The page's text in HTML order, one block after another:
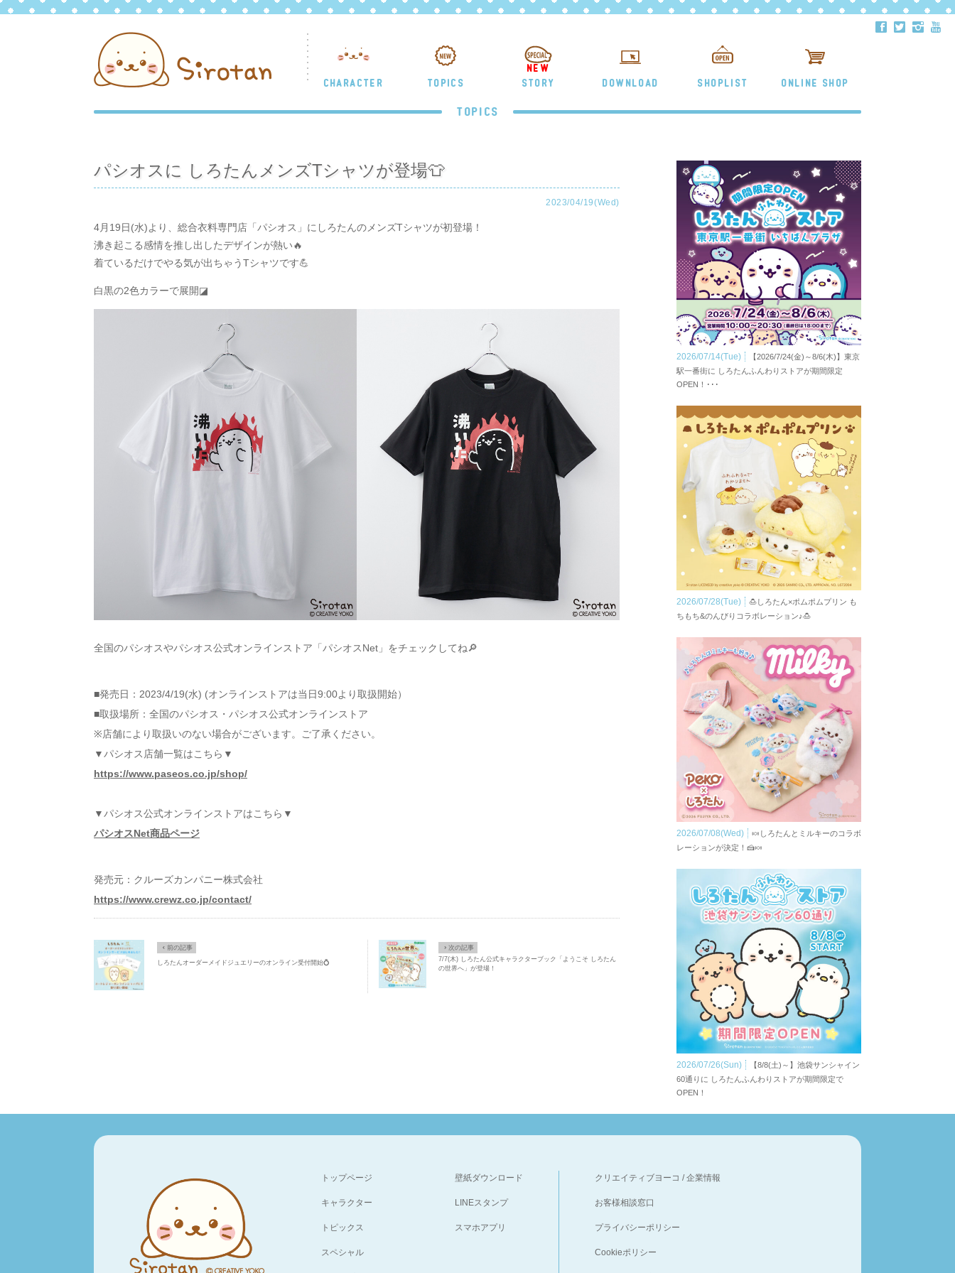
CHARACTER TOPICS
NEW
STORY
DOWNLOAD SHOPLIST ONLINE SHOP
ä å ë ð
TOPICS
パシオスに しろたんメンズTシャツが登場👕
2023/04/19(Wed)
4月19日(水)より、総合衣料専門店「パシオス」にしろたんのメンズTシャツが初登場！
沸き起こる感情を推し出したデザインが熱い🔥
着ているだけでやる気が出ちゃうTシャツです💪
白黒の2色カラーで展開◪
全国のパシオスやパシオス公式オンラインストア「パシオスNet」をチェックしてね🔎
■発売日：2023/4/19(水) (オンラインストアは当日9:00より取扱開始）
■取扱場所：全国のパシオス・パシオス公式オンラインストア
※店舗により取扱いのない場合がございます。ご了承ください。
▼パシオス店舗一覧はこちら▼
https://www.paseos.co.jp/shop/
▼パシオス公式オンラインストアはこちら▼
パシオスNet商品ページ
発売元：クルーズカンパニー株式会社
https://www.crewz.co.jp/contact/
Ô 前の記事
しろたんオーダーメイドジュエリーのオンライン受付開始💍
× 次の記事
7/7(木) しろたん公式キャラクターブック「ようこそ しろたん
の世界へ」が登場！
2026/07/14(Tue)
【2026/7/24(金)～8/6(木)】東京
駅一番街に しろたんふんわりストアが期間限定
OPEN！･･･
2026/07/28(Tue)
🍮しろたん×ポムポムプリン も
ちもち&のんびりコラボレーション♪🍮
2026/07/08(Wed)
🍬しろたんとミルキーのコラボ
レーションが決定！🍰🍬
2026/07/26(Sun)
【8/8(土)～】池袋サンシャイン
60通りに しろたんふんわりストアが期間限定で
OPEN！
トップページ
キャラクター
トピックス
スペシャル
壁紙ダウンロード
LINEスタンプ
スマホアプリ
クリエイティブヨーコ /企業情報
お客様相談窓口
プライバシーポリシー
Cookieポリシー